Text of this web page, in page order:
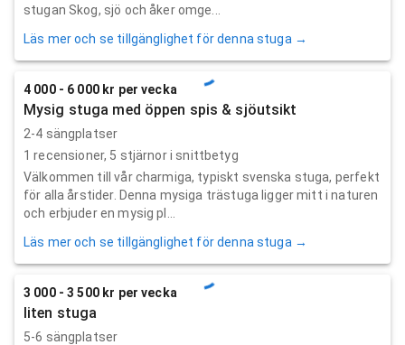
stugan Skog, sjö och åker omge...
Läs mer och se tillgänglighet för denna stuga →
4 000 - 6 000 kr per vecka
Mysig stuga med öppen spis & sjöutsikt
2-4 sängplatser
1 recensioner, 5 stjärnor i snittbetyg
Välkommen till vår charmiga, typiskt svenska stuga, perfekt
för alla årstider. Denna mysiga trästuga ligger mitt i naturen
och erbjuder en mysig pl...
Läs mer och se tillgänglighet för denna stuga →
3 000 - 3 500 kr per vecka
liten stuga
5-6 sängplatser